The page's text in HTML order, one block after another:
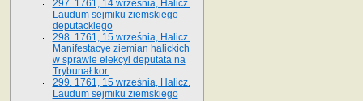
297. 1761, 14 września, Halicz.
Laudum sejmiku ziemskiego
deputackiego
298. 1761, 15 września, Halicz.
Manifestacye ziemian halickich
w sprawie elekcyi deputata na
Trybunał kor.
299. 1761, 15 września, Halicz.
Laudum sejmiku ziemskiego